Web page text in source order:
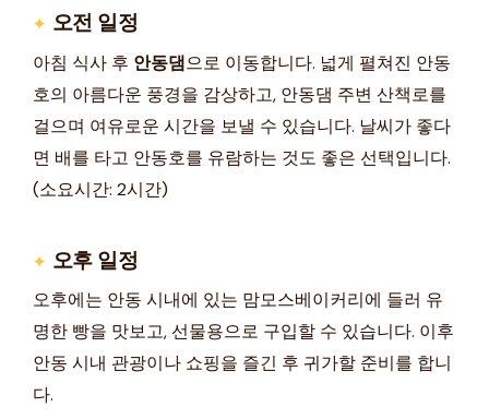
오전 일정
아침 식사 후 안동댐으로 이동합니다. 넓게 펼쳐진 안동
호의 아름다운 풍경을 감상하고, 안동댐 주변 산책로를
걸으며 여유로운 시간을 보낼 수 있습니다. 날씨가 좋다
면 배를 타고 안동호를 유람하는 것도 좋은 선택입니다.
(소요시간: 2시간)
오후 일정
오후에는 안동 시내에 있는 맘모스베이커리에 들러 유
명한 빵을 맛보고, 선물용으로 구입할 수 있습니다. 이후
안동 시내 관광이나 쇼핑을 즐긴 후 귀가할 준비를 합니
다.